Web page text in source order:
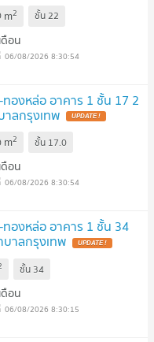
m2 ชั้น22
อน
06/08/2026 8:30:54
ทองหล่อ อาคาร 1 ชั้น 17 2
าลกรุงเทพ
m2 ชั้น 17.0
อน
06/08/2026 8:30:54
ทองหล่อ อาคาร 1 ชั้น 34
บาลกรุงเทพ
ชั้น 34
อน
06/08/2026 8:30:15